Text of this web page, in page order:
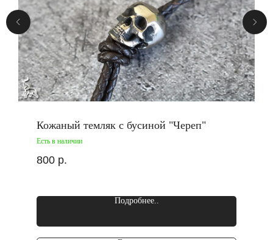
Кожаный темляк с бусиной "Череп"
Есть в наличии
800 р.
Подробнее..